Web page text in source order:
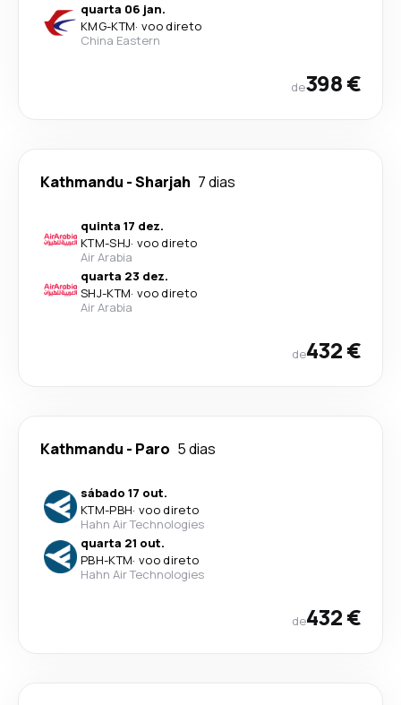
quarta 06 jan.
KMG-KTM· voo direto
China Eastern
de398 €
Kathmandu -Sharjah 7 dias
quinta 17 dez.
KTM-SHJ· voo direto
Air Arabia
quarta 23 dez.
SHJ-KTM· voo direto
Air Arabia
de432 €
Kathmandu - Paro 5 dias
sábado 17 out.
KTM-PBH· voo direto
Hahn Air Technologies
quarta 21 out.
PBH-KTM· voo direto
Hahn Air Technologies
de432 €